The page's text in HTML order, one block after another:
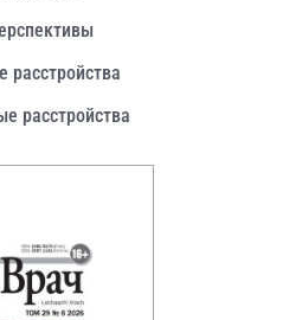
расстройства
расстройства